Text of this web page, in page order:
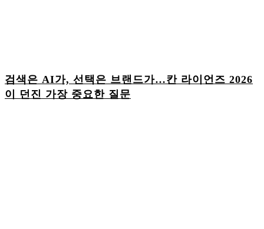
검색은 AI가, 선택은 브랜드가…칸 라이언즈 2026
이 던진 가장 중요한 질문